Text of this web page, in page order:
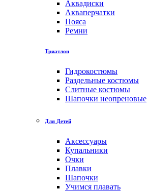
Аквадиски
Акваперчатки
Пояса
Ремни
Триатлон
Гидрокостюмы
Раздельные костюмы
Слитные костюмы
Шапочки неопреновые
Для Детей
Аксессуары
Купальники
Очки
Плавки
Шапочки
Учимся плавать